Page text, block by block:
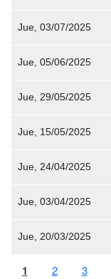
Jue, 03/07/2025
Jue, 05/06/2025
Jue, 29/05/2025
Jue, 15/05/2025
Jue, 24/04/2025
Jue, 03/04/2025
Jue, 20/03/2025
Paginación
Página actual
1 Page
2 Page
3